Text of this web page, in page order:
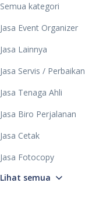
Semua kategori
Jasa Event Organizer
Jasa Lainnya
Jasa Servis / Perbaikan
Jasa Tenaga Ahli
Jasa Biro Perjalanan
Jasa Cetak
Jasa Fotocopy
Lihat semua